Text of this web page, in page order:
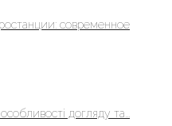
современное
догляду та...